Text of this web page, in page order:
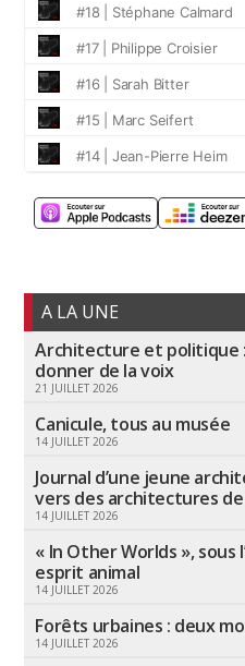
A LA UNE
Architecture et politique
donner de la voix
21 JUILLET 2026
Canicule, tous au musée
14 JUILLET 2026
Journal d’une jeune
vers des architectures de
14 JUILLET 2026
« In Other Worlds », sous
esprit animal
14 JUILLET 2026
Forêts urbaines : deux
14 JUILLET 2026